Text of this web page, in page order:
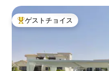
大好評のゲストチョイスです。
ゲストチョイス